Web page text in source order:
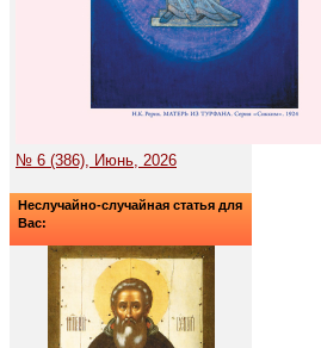
№ 6 (386), Июнь, 2026
Неслучайно-случайная статья для
Вас: